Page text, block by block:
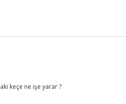
keçe ne işe yarar ?